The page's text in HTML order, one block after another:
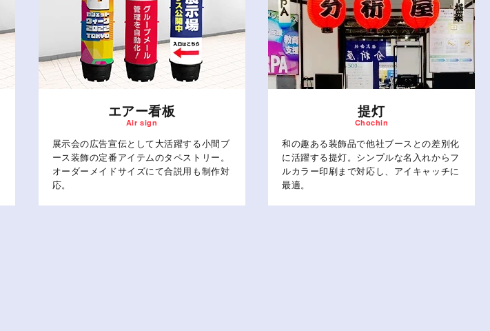
エアー看板
展示会の広告宣伝として大活躍する小間ブ
ース装飾の定番アイテムのタペストリー。
オーダーメイドサイズにて合説用も制作対
応。
提灯
和の趣ある装飾品で他社ブースとの差別化
に活躍する提灯。シンプルな名入れからフ
ルカラー印刷まで対応し、アイキャッチに
最適。